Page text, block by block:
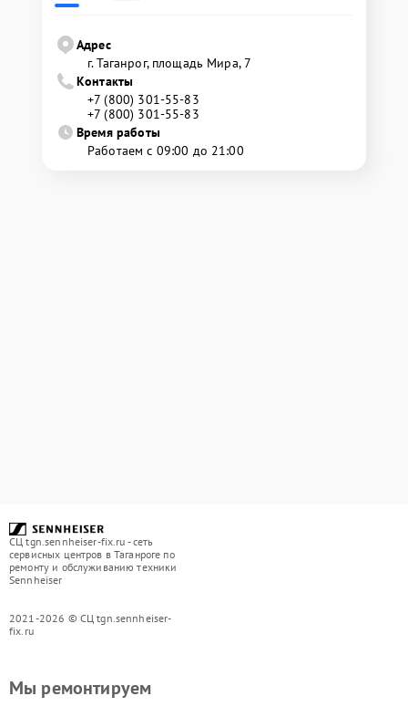
Адрес
г. Таганрог, площадь Мира, 7
Контакты
+7 (800) 301-55-83
+7 (800) 301-55-83
Время работы
Работаем с 09:00 до 21:00
СЦ tgn.sennheiser-fix.ru - сеть
сервисных центров в Таганроге по
ремонту и обслуживанию техники
Sennheiser
2021-2026 © СЦ tgn.sennheiser-
fix.ru
Мы ремонтируем